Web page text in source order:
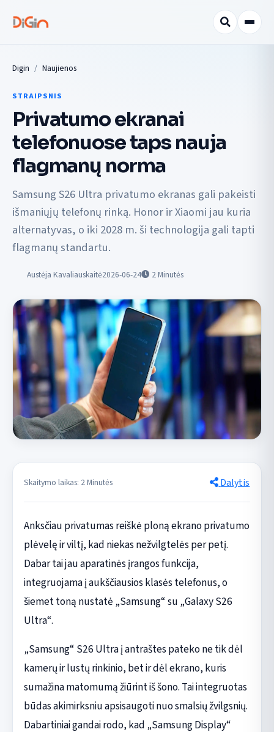
Digin Naujienos
STRAIPSNIS
Privatumo ekranai
telefonuose taps nauja
flagmanų norma
Samsung S26 Ultra privatumo ekranas gali pakeisti
išmaniųjų telefonų rinką. Honor ir Xiaomi jau kuria
alternatyvas, o iki 2028 m. ši technologija gali tapti
flagmanų standartu.
Austėja Kavaliauskaitė2026-06-24 2Minutės
Skaitymo laikas: 2 Minutės Dalytis
Anksčiau privatumas reiškė ploną ekrano privatumo
plėvelę ir viltį, kad niekas nežvilgtelės per petį.
Dabar tai jau aparatinės įrangos funkcija,
integruojama į aukščiausios klasės telefonus, o
šiemet toną nustatė „Samsung“ su „Galaxy S26
Ultra“.
„Samsung“ S26 Ultra į antraštes pateko ne tik dėl
kamerų ir lustų rinkinio, bet ir dėl ekrano, kuris
sumažina matomumą žiūrint iš šono. Tai integruotas
būdas akimirksniu apsisaugoti nuo smalsių žvilgsnių.
Dabartiniai gandai rodo, kad „Samsung Display“